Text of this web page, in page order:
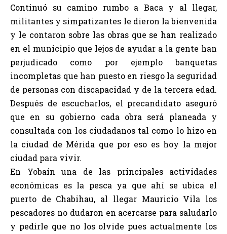
Continuó su camino rumbo a Baca y al llegar,
militantes y simpatizantes le dieron la bienvenida
y le contaron sobre las obras que se han realizado
en el municipio que lejos de ayudar a la gente han
perjudicado como por ejemplo banquetas
incompletas que han puesto en riesgo la seguridad
de personas con discapacidad y de la tercera edad.
Después de escucharlos, el precandidato aseguró
que en su gobierno cada obra será planeada y
consultada con los ciudadanos tal como lo hizo en
la ciudad de Mérida que por eso es hoy la mejor
ciudad para vivir.
En Yobaín una de las principales actividades
económicas es la pesca ya que ahí se ubica el
puerto de Chabihau, al llegar Mauricio Vila los
pescadores no dudaron en acercarse para saludarlo
y pedirle que no los olvide pues actualmente los